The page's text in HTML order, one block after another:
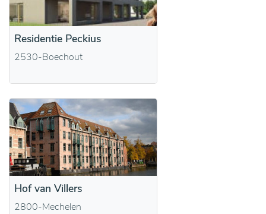
Residentie Peckius
2530-Boechout
Hof van Villers
2800-Mechelen